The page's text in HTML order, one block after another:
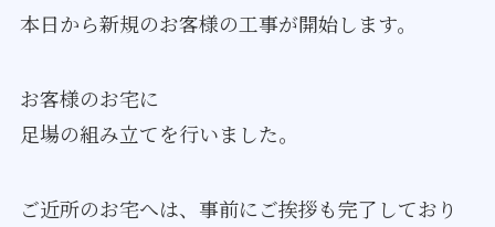
本日から新規のお客様の工事が開始します。
お客様のお宅に
足場の組み立てを行いました。
ご近所のお宅へは、事前にご挨拶も完了しており